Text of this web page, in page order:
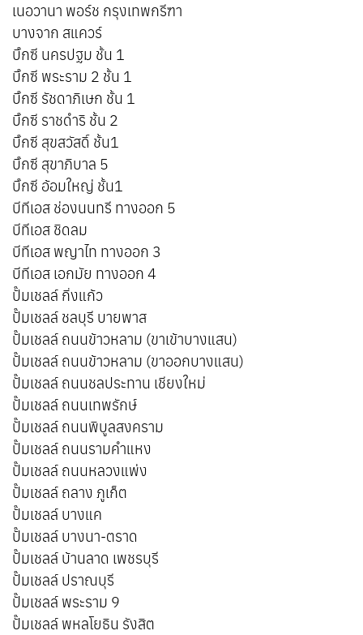
เนอวานา พอร์ช กรุงเทพกรีฑา
บางจาก สแควร์
บิ๊กซี นครปฐม ชั้น 1
บิ๊กซี พระราม 2 ชั้น 1
บิ๊กซี รัชดาภิเษก ชั้น 1
บิ๊กซี ราชดำริ ชั้น 2
บิ๊กซี สุขสวัสดิ์ ชั้น1
บิ๊กซี สุขาภิบาล 5
บิ๊กซี อ้อมใหญ่ ชั้น1
บีทีเอส ช่องนนทรี ทางออก 5
บีทีเอส ชิดลม
บีทีเอส พญาไท ทางออก 3
บีทีเอส เอกมัย ทางออก 4
ปั๊มเชลล์ กิ่งแก้ว
ปั๊มเชลล์ ชลบุรี บายพาส
ปั๊มเชลล์ ถนนข้าวหลาม (ขาเข้าบางแสน)
ปั๊มเชลล์ ถนนข้าวหลาม (ขาออกบางแสน)
ปั๊มเชลล์ ถนนชลประทาน เชียงใหม่
ปั๊มเชลล์ ถนนเทพรักษ์
ปั๊มเชลล์ ถนนพิบูลสงคราม
ปั๊มเชลล์ ถนนรามคำแหง
ปั๊มเชลล์ ถนนหลวงแพ่ง
ปั๊มเชลล์ ถลาง ภูเก็ต
ปั๊มเชลล์ บางแค
ปั๊มเชลล์ บางนา-ตราด
ปั๊มเชลล์ บ้านลาด เพชรบุรี
ปั๊มเชลล์ ปราณบุรี
ปั๊มเชลล์ พระราม 9
ปั๊มเชลล์ พหลโยธิน รังสิต